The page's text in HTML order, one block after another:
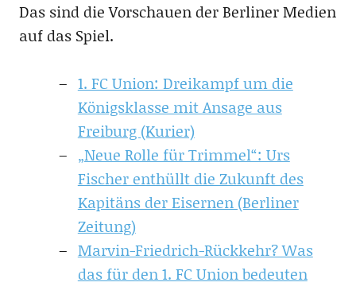
Das sind die Vorschauen der Berliner Medien
auf das Spiel.
1. FC Union: Dreikampf um die
Königsklasse mit Ansage aus
Freiburg (Kurier)
„Neue Rolle für Trimmel“: Urs
Fischer enthüllt die Zukunft des
Kapitäns der Eisernen (Berliner
Zeitung)
Marvin-Friedrich-Rückkehr? Was
das für den 1. FC Union bedeuten